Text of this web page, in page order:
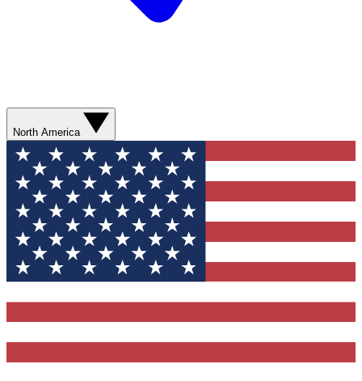
North America